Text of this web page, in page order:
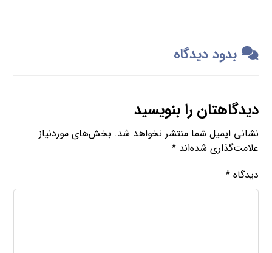
بدود دیدگاه
دیدگاهتان را بنویسید
نشانی ایمیل شما منتشر نخواهد شد. بخش‌های موردنیاز
علامت‌گذاری شده‌اند*
دیدگاه*